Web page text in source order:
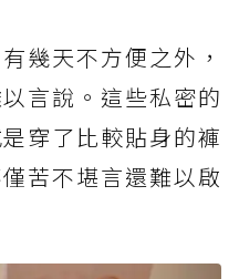
幾天不方便之外，
言說。這些私密的
穿了比較貼身的褲
苦不堪言還難以啟